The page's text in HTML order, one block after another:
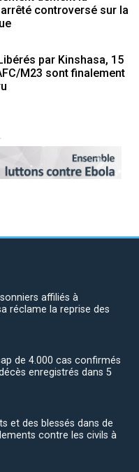
controversé sur la
par Kinshasa, 15
M23 sont finalement
Next
affiliés à
réclame la reprise des
de 4.000 cas confirmés
enregistrés dans 5
et des blessés dans de
contre les civils à